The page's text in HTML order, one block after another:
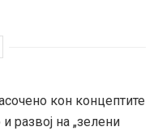
кон концептите
развој на „зелени